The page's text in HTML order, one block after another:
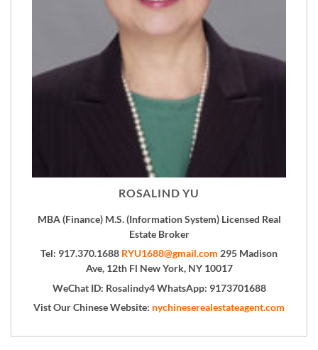
ROSALIND YU
MBA (Finance) M.S. (Information System) Licensed Real
Estate Broker
Tel: 917.370.1688 RYU1688@gmail.com 295 Madison
Ave, 12th Fl New York, NY 10017
WeChat ID: Rosalindy4 WhatsApp: 9173701688
Vist Our Chinese Website: nychineserealestateagent.com